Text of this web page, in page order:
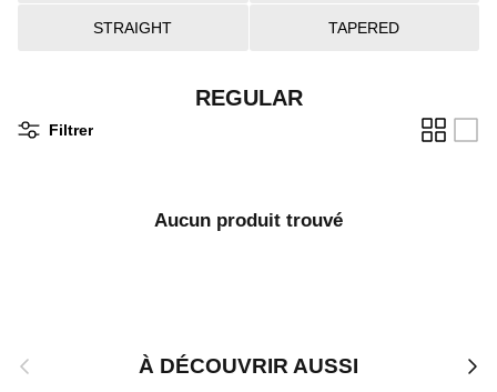
STRAIGHT TAPERED
REGULAR
Filtrer
Aucun produit trouvé
Précédent À DÉCOUVRIR AUSSI